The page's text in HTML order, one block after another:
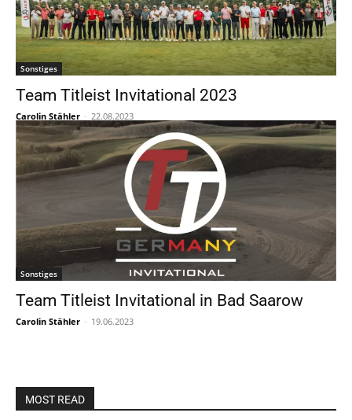
Sonstiges
Team Titleist Invitational 2023
Carolin Stähler - 22.08.2023
Sonstiges
Team Titleist Invitational in Bad Saarow
Carolin Stähler - 19.06.2023
MOST READ